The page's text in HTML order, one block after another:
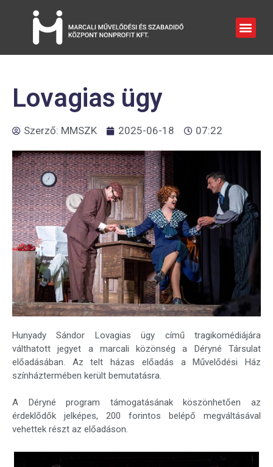
Lovagias ügy
Szerző: MMSZK 2025-06-18 07:22
Hunyady Sándor Lovagias ügy című tragikomédiájára
válthatott jegyet a marcali közönség a Déryné Társulat
előadásában. Az telt házas előadás a Művelődési Ház
színháztermében került bemutatásra.
A Déryné program támogatásának köszönhetően az
érdeklődők jelképes, 200 forintos belépő megváltásával
vehettek részt az előadáson.